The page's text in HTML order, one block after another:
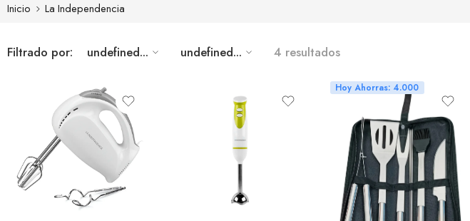
Inicio La Independencia
Filtrado por: undefined... undefined... 4 resultados
Hoy Ahorras: 4.000